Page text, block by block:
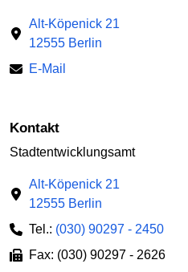
Alt-Köpenick 21
12555 Berlin
E-Mail
Kontakt
Stadtentwicklungsamt
Alt-Köpenick 21
12555 Berlin
Tel.: (030) 90297 - 2450
Fax: (030) 90297 - 2626